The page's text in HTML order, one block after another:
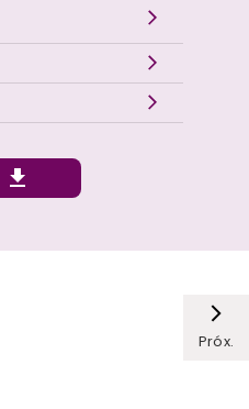
Próx.